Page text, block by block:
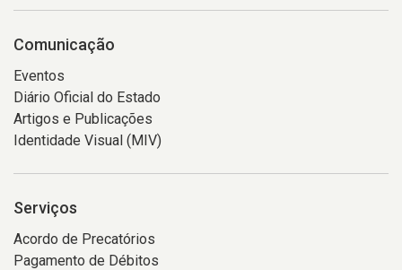
Comunicação
Eventos
Diário Oficial do Estado
Artigos e Publicações
Identidade Visual (MIV)
Serviços
Acordo de Precatórios
Pagamento de Débitos